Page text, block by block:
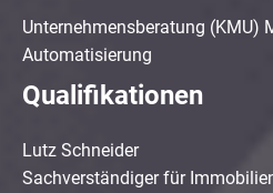
Unternehmensberatung (KMU)
Automatisierung
Qualifikationen
Lutz Schneider
Sachverständiger für